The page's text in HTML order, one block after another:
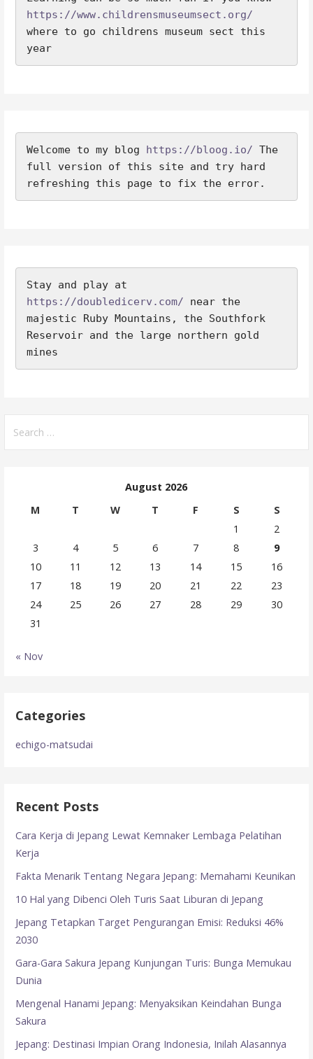
https://www.childrensmuseumsect.org/
where to go childrens museum sect this
year
Welcome to my blog https://bloog.io/ The
full version of this site and try hard
refreshing this page to fix the error.
https://doubledicerv.com/ near the
majestic Ruby Mountains, the Southfork
Reservoir and the large northern gold
mines
for:
August 2026
M
T W T F S
S
1
2
3
4 5 6 7 8
9
10
11 12 13 14 15
16
17
18 19 20 21 22
23
24
25 26 27 28 29
30
31
« Nov
Categories
echigo-matsudai
Recent Posts
Cara Kerja di Jepang Lewat Kemnaker Lembaga Pelatihan
Kerja
Fakta Menarik Tentang Negara Jepang: Memahami Keunikan
10 Hal yang Dibenci Oleh Turis Saat Liburan di Jepang
Jepang Tetapkan Target Pengurangan Emisi: Reduksi 46%
2030
Gara-Gara Sakura Jepang Kunjungan Turis: Bunga Memukau
Dunia
Mengenal Hanami Jepang: Menyaksikan Keindahan Bunga
Sakura
Jepang: Destinasi Impian Orang Indonesia, Inilah Alasannya